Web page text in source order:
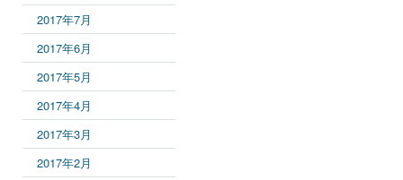
2017年7月
2017年6月
2017年5月
2017年4月
2017年3月
2017年2月